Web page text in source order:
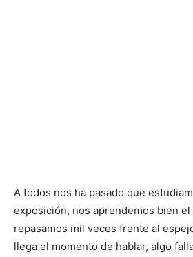
A todos nos ha pasado que
exposición, nos aprendemos bien
repasamos mil veces frente al
llega el momento de hablar, algo